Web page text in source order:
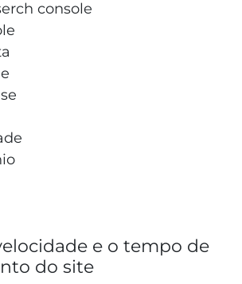
e o tempo de
do site